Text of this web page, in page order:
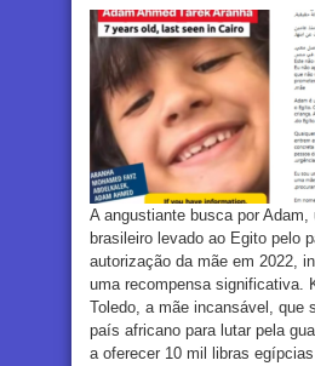
A angustiante busca por Adam,
brasileiro levado ao Egito pelo
autorização da mãe em 2022,
uma recompensa significativa.
Toledo, a mãe incansável, que
país africano para lutar pela
a oferecer 10 mil libras